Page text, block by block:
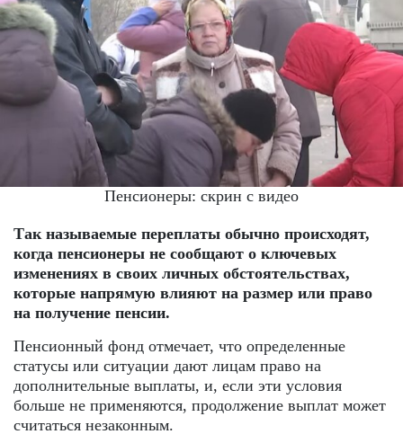
Пенсионеры: скрин с видео
Так называемые переплаты обычно происходят,
когда пенсионеры не сообщают о ключевых
изменениях в своих личных обстоятельствах,
которые напрямую влияют на размер или право
на получение пенсии.
Пенсионный фонд отмечает, что определенные
статусы или ситуации дают лицам право на
дополнительные выплаты, и, если эти условия
больше не применяются, продолжение выплат может
считаться незаконным.